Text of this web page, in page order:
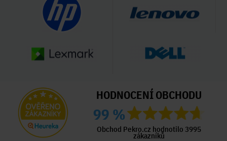
HODNOCENÍ OBCHODU
99 %
Obchod Pekro.cz hodnotilo 3995
zákazníků